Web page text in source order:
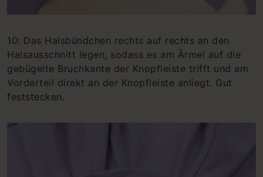
10: Das Halsbündchen rechts auf rechts an den
Halsausschnitt legen, sodass es am Ärmel auf die
gebügelte Bruchkante der Knopfleiste trifft und am
Vorderteil direkt an der Knopfleiste anliegt. Gut
feststecken.